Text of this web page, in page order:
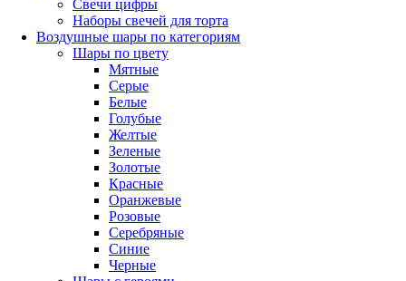
Свечи цифры
Наборы свечей для торта
Воздушные шары по категориям
Шары по цвету
Мятные
Серые
Белые
Голубые
Желтые
Зеленые
Золотые
Красные
Оранжевые
Розовые
Серебряные
Синие
Черные